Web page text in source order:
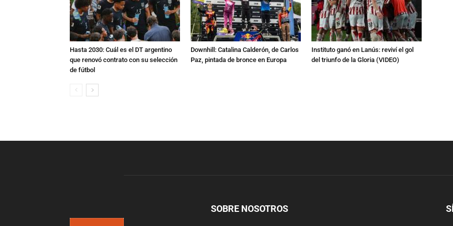
Hasta 2030: Cuál es el DT argentino
que renovó contrato con su selección
de fútbol
Downhill: Catalina Calderón, de Carlos
Paz, pintada de bronce en Europa
Instituto ganó en Lanús: reviví el gol
del triunfo de la Gloria (VIDEO)
SOBRE NOSOTROS